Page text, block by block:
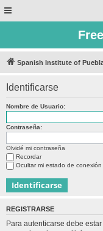
Spanish Institute of
Identificarse
Nombre de Usuario:
Contraseña:
Olvidé mi contraseña
Recordar
Ocultar mi estado de
REGISTRARSE
Para autenticarse debe